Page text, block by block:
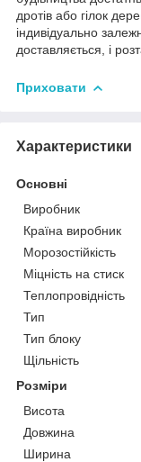
дротів або гілок
індивідуально
доставляється, і
Приховати
Характеристики
Основні
Виробник
Країна виробник
Морозостійкість
Міцність на стиск
Теплопровідність
Тип
Тип блоку
Щільність
Розміри
Висота
Довжина
Ширина